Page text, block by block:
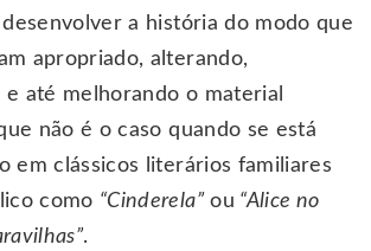
desenvolver a história do modo que
apropriado, alterando,
e até melhorando o material
não é o caso quando se está
em clássicos literários familiares
como “Cinderela”ou “Alice no
.